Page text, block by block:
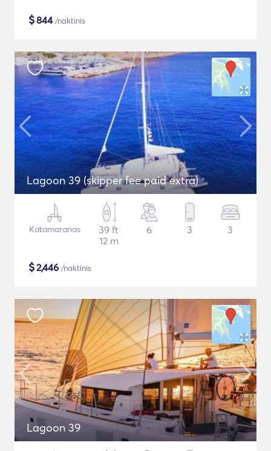
$844/naktinis
Lagoon 39 (skipper fee paid extra)
Katamaranas
39 ft
12 m
6 3 3
$2,446 /naktinis
Lagoon 39